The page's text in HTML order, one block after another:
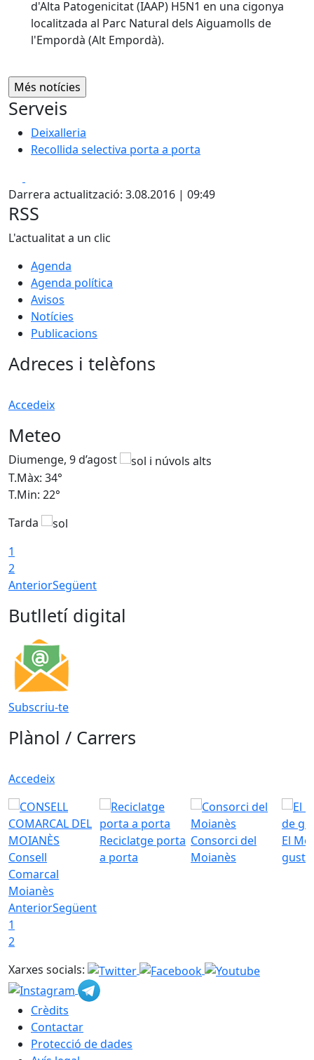
d'Alta Patogenicitat (IAAP) H5N1 en una cigonya
localitzada al Parc Natural dels Aiguamolls de
l'Empordà (Alt Empordà).
Serveis
Deixalleria
Recollida selectiva porta a porta
Darrera actualització: 3.08.2016 | 09:49
RSS
L'actualitat a un clic
Agenda
Agenda política
Avisos
Notícies
Publicacions
Adreces i telèfons
Accedeix
Meteo
Diumenge, 9 d’agost
T.Màx: 34°
T.Min: 22°
Tarda
1
2
AnteriorSegüent
Butlletí digital
Subscriu-te
Plànol / Carrers
Accedeix
Consell
Comarcal
Moianès
Reciclatge porta
a porta
Consorci del
Moianès
El
gust
AnteriorSegüent
1
2
Xarxes socials:
Crèdits
Contactar
Protecció de dades